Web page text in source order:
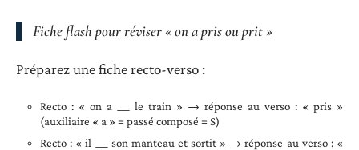
Fiche flash pour réviser « on a pris ou prit »
Préparez une fiche recto-verso :
Recto : « on a ___ le train » → réponse au verso : « pris »
(auxiliaire « a » = passé composé = S)
Recto : « il ___ son manteau et sortit » → réponse au verso : «